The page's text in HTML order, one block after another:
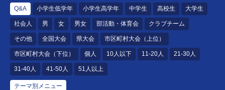
Q&A 小学生低学年 小学生高学年 中学生 高校生 大学生
社会人 男 女 男女 部活動・体育会 クラブチーム
その他 全国大会 県大会 市区町村大会（上位）
市区町村大会（下位） 個人 10人以下 11-20人 21-30人
31-40人 41-50人 51人以上
テーマ別メニュー